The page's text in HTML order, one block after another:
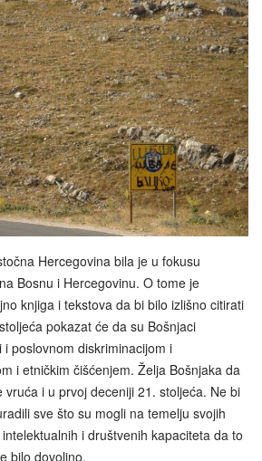
Hercegovina bila je u fokusu
Bosnu i Hercegovinu. O tome je
knjiga i tekstova da bi bilo izlišno citirati
pokazat će da su Bošnjaci
poslovnom diskriminacijom i
i etničkim čišćenjem. Želja Bošnjaka da
vruća i u prvoj deceniji 21. stoljeća. Ne bi
sve što su mogli na temelju svojih
i društvenih kapaciteta da to
bilo dovoljno.